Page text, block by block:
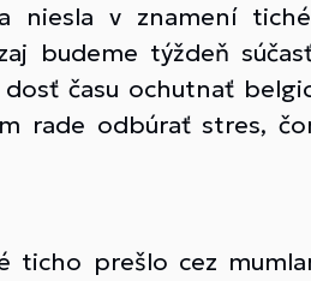
niesla v znamení
budeme týždeň
času ochutnať
rade odbúrať stres,
ticho prešlo cez